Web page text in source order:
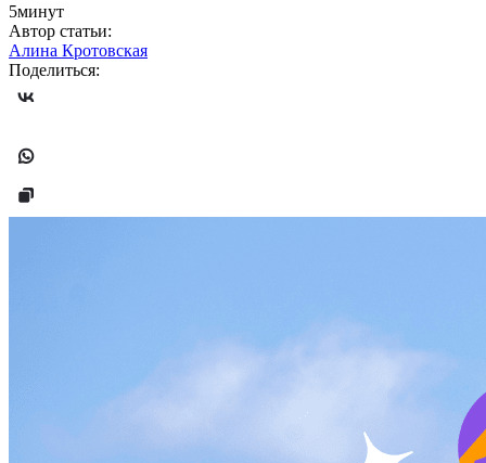
5минут
Автор статьи:
Алина Кротовская
Поделиться: